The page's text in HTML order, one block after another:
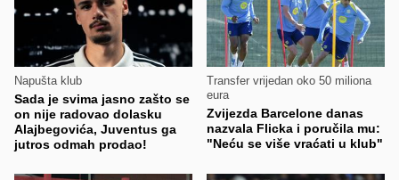
Napušta klub
Sada je svima jasno zašto se
on nije radovao dolasku
Alajbegovića, Juventus ga
jutros odmah prodao!
Transfer vrijedan oko 50 miliona
eura
Zvijezda Barcelone danas
nazvala Flicka i poručila mu:
"Neću se više vraćati u klub"